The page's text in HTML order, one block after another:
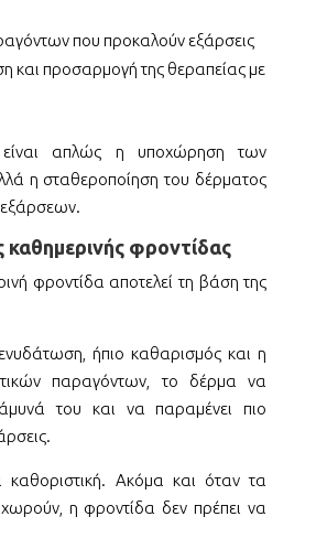
που προκαλούν εξάρσεις
και προσαρμογή της θεραπείας με
απλώς η υποχώρηση των
η σταθεροποίηση του δέρματος
καθημερινής φροντίδας
φροντίδα αποτελεί τη βάση της
ήπιο καθαρισμός και η
παραγόντων, το δέρμα να
του και να παραμένει πιο
καθοριστική. Ακόμα και όταν τα
η φροντίδα δεν πρέπει να